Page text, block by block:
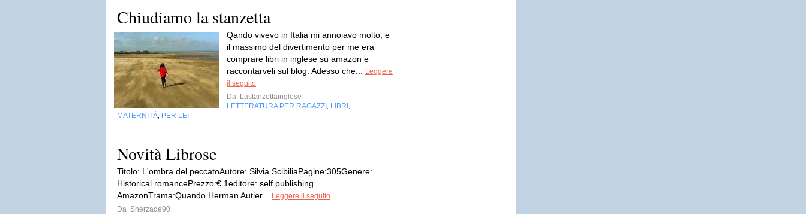
Chiudiamo la stanzetta
Qando vivevo in Italia mi annoiavo molto, e
il massimo del divertimento per me era
comprare libri in inglese su amazon e
raccontarveli sul blog. Adesso che...
Leggere
il seguito
Da Lastanzettainglese
LETTERATURA PER RAGAZZI
LIBRI
MATERNITÀ PER LEI
Novità Librose
Titolo: L'ombra del peccatoAutore: Silvia ScibiliaPagine:305Genere:
Historical romancePrezzo:€ 1editore: self publishing
AmazonTrama:Quando Herman Autier...
Leggere il seguito
Da Sherzade90